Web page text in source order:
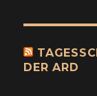
DER ARD